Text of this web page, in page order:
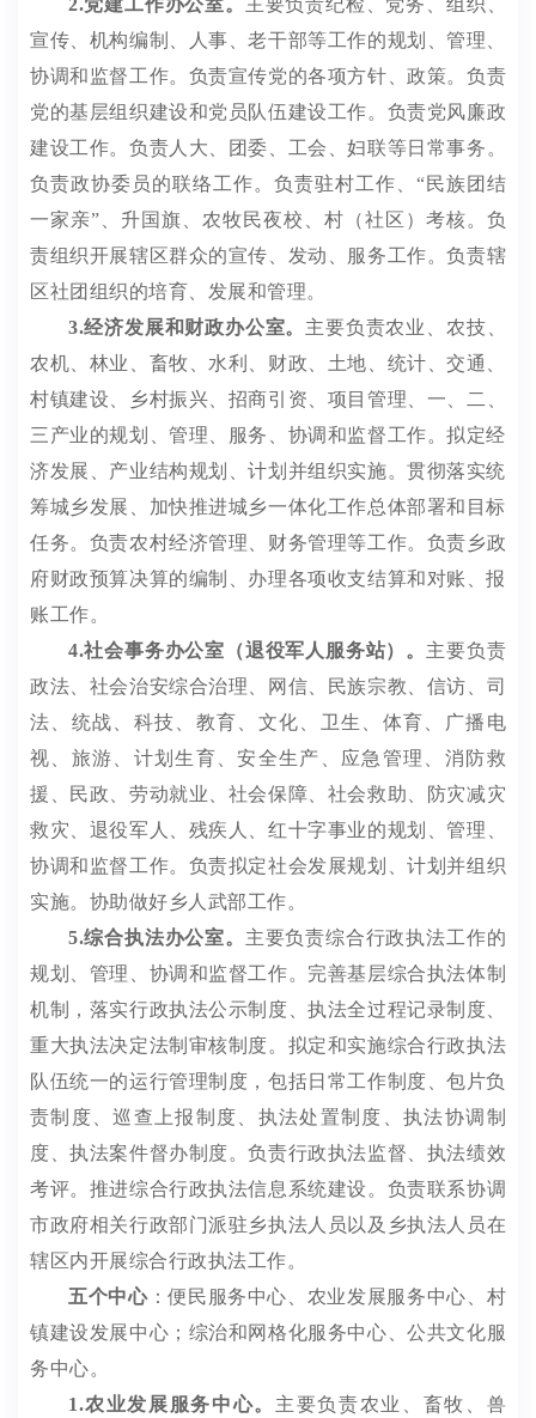
2.党建工作办公室。
主要负责纪检、党务、组织、
宣传、机构编制、人事、老干部等工作的规划、管理、
协调和监督工作。 负责宣传党的各项方针、政策。 负责
党的基层组织建设和党员队伍建设工作。 负责党风廉政
建设工作。 负责人大、团委、工会、妇联等日常事务 。
负责政协委员的联络工作。 负责驻村工作、 “民族团结
一家亲”、升国旗、农牧民夜校、村（社区）考核。 负
责组织开展辖区群众的宣传、发动、服务工作。负责辖
区社团组织的培育、发展和管理。
3.经济发展和财政办公室。 主要负责农业、农技、
农机、林业、畜牧、水利、财政、土地、统计、交通、
村镇建设、
乡村振兴 、招商引资、项目管理、一、二、
三产业的规划、管理、服务、协调和监督工作。拟定经
济发展、产业结构规划、计划并组织实施。贯彻落实统
筹城乡发展、加快推进城乡一体化工作总体部署和目标
任务。 负责农村经济管理、财务管理等工作。 负责乡政
府财政预算决算的编制、办理各项收支结算和对账、报
账工作。
4.社会事务办公室（退役军人服务站）。 主要负责
政法、社会治安综合治理、
网信、
民族宗教、信访、司
法、统战、科技、教育、文化、卫生、体育、广播电
视、旅游、计划生育、安全生产、应急管理、 消防救
援、
民政、劳动就业、社会保障、社会救助、
防灾减灾
救灾
退役军人、残疾人、红十字事业的规划、管理、
协调和监督工作。 负责拟定社会发展规划、计划并组织
实施。协助做好乡人武部工作。
5.综合执法办公室。 主要负责综合行政执法工作的
规划、管理、协调和监督工作。 完善基层综合执法体制
机制，落实行政执法公示制度、执法全过程记录制度、
重大执法决定法制审核制度。 拟定和实施综合行政执法
队伍统一的运行管理制度，包括日常工作制度、包片负
责制度、巡查上报制度、执法处置制度、执法协调制
度、执法案件督办制度。负责行政执法监督、执法绩效
考评。 推进综合行政执法信息系统建设 。 负责联系协调
市政府相关行政部门派驻乡执法人员以及乡执法人员在
辖区内开展综合行政执法工作。
五个中心：便民 服务中心、农业发展服务中心、村
镇建设发展中心；综治和网格化服务中心、公共文化服
务中心。
1.农业发展服务中心。 主要负责农业、畜牧、兽